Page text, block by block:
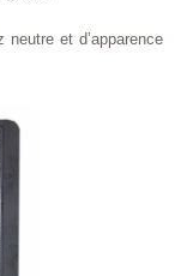
et d’apparence